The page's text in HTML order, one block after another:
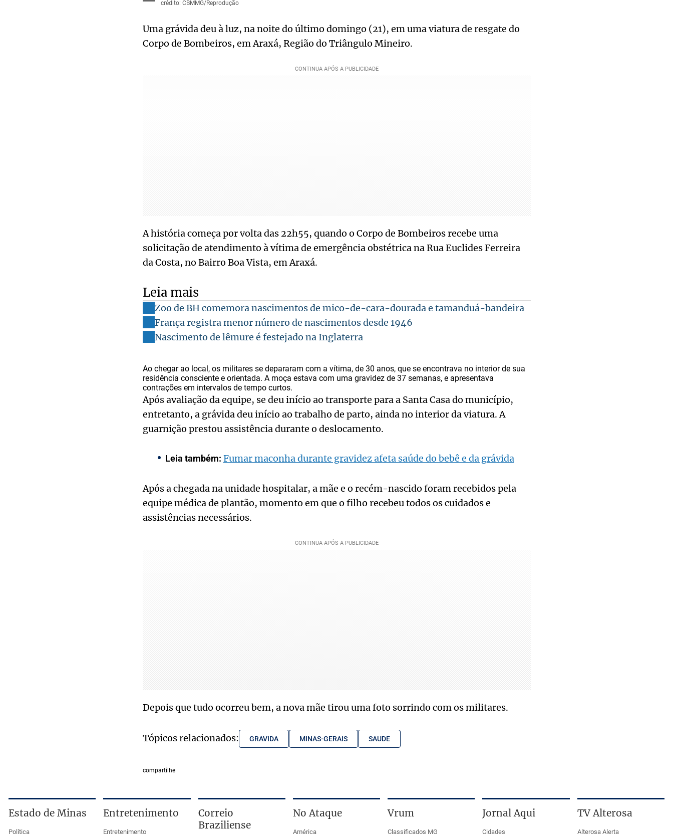
crédito: CBMMG/Reprodução
Uma grávida deu à luz, na noite do último domingo (21), em uma viatura de resgate do
Corpo de Bombeiros, em Araxá, Região do Triângulo Mineiro.
A história começa por volta das 22h55, quando o Corpo de Bombeiros recebe uma
solicitação de atendimento à vítima de emergência obstétrica na Rua Euclides Ferreira
da Costa, no Bairro Boa Vista, em Araxá.
Leia mais
Zoo de BH comemora nascimentos de mico-de-cara-dourada e tamanduá-bandeira
França registra menor número de nascimentos desde 1946
Nascimento de lêmure é festejado na Inglaterra
Ao chegar ao local, os militares se depararam com a vítima, de 30 anos, que se encontrava no interior de sua
residência consciente e orientada. A moça estava com uma gravidez de 37 semanas, e apresentava
contrações em intervalos de tempo curtos.
Após avaliação da equipe, se deu início ao transporte para a Santa Casa do município,
entretanto, a grávida deu início ao trabalho de parto, ainda no interior da viatura. A
guarnição prestou assistência durante o deslocamento.
Leia também: Fumar maconha durante gravidez afeta saúde do bebê e da grávida
Após a chegada na unidade hospitalar, a mãe e o recém-nascido foram recebidos pela
equipe médica de plantão, momento em que o filho recebeu todos os cuidados e
assistências necessários.
Depois que tudo ocorreu bem, a nova mãe tirou uma foto sorrindo com os militares.
Tópicos relacionados: GRAVIDA MINAS-GERAIS SAUDE
compartilhe
Estado de Minas
Política
Entretenimento
Entretenimento
Correio
Braziliense
No Ataque
América
Vrum
Classificados MG
Jornal Aqui
Cidades
TV Alterosa
Alterosa Alerta